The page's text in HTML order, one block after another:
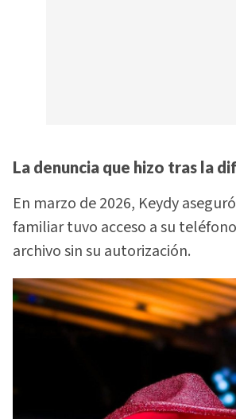
La denuncia que hizo tras la
En marzo de 2026, Keydy
familiar tuvo acceso a su
archivo sin su autorización.